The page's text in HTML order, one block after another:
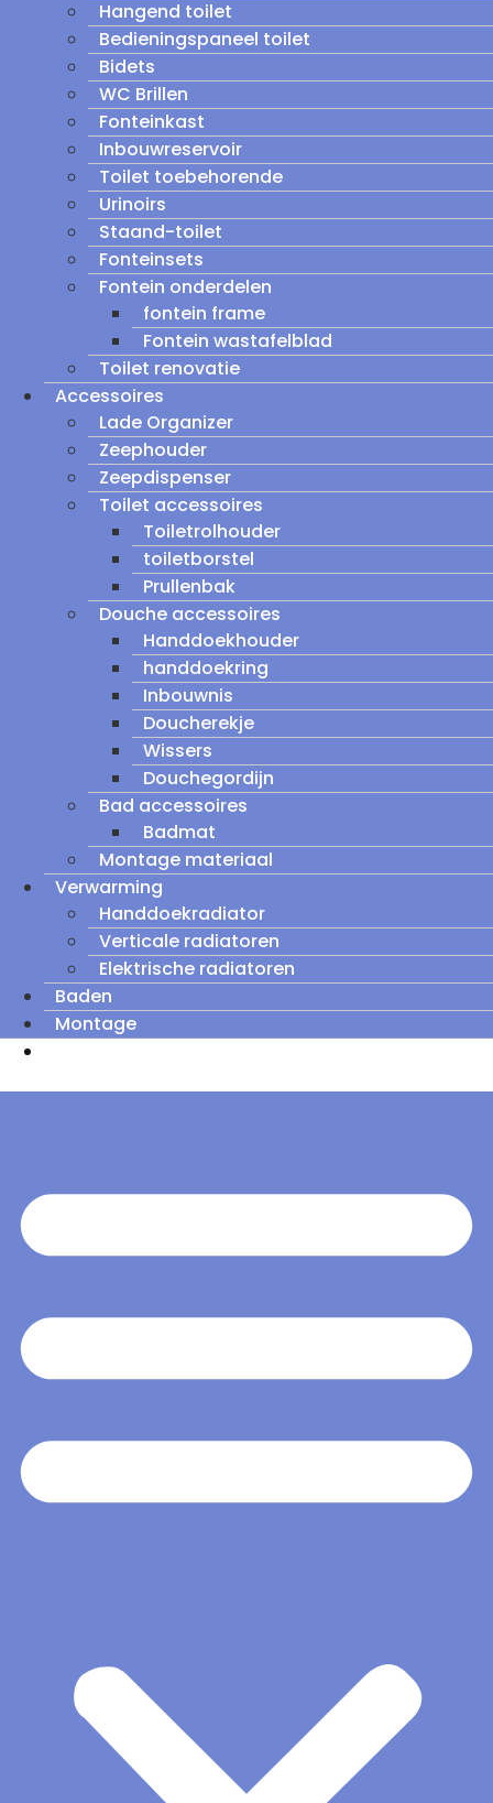
Hangend toilet
Bedieningspaneel toilet
Bidets
WC Brillen
Fonteinkast
Inbouwreservoir
Toilet toebehorende
Urinoirs
Staand-toilet
Fonteinsets
Fontein onderdelen
fontein frame
Fontein wastafelblad
Toilet renovatie
Accessoires
Lade Organizer
Zeephouder
Zeepdispenser
Toilet accessoires
Toiletrolhouder
toiletborstel
Prullenbak
Douche accessoires
Handdoekhouder
handdoekring
Inbouwnis
Doucherekje
Wissers
Douchegordijn
Bad accessoires
Badmat
Montage materiaal
Verwarming
Handdoekradiator
Verticale radiatoren
Elektrische radiatoren
Baden
Montage